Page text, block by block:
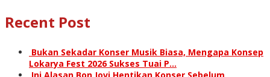
Recent Post
Bukan Sekadar Konser Musik Biasa, Mengapa Konsep
Lokarya Fest 2026 Sukses Tuai P…